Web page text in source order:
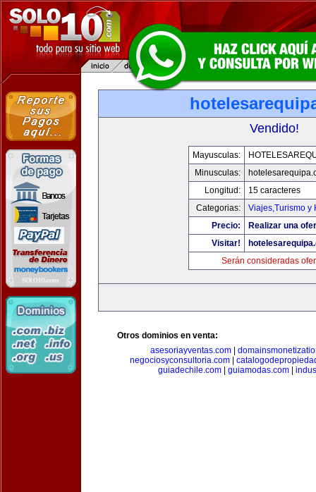
Vendido!
Mayusculas:
Minusculas:
Longitud:
15 caracteres
Categorias:
Viajes,Turismo y
Precio:
Realizar una
Visitar!
Serán consideradas
Otros dominios en venta:
asesoriayventas.com
negociosyconsultoria.com|
guiadechile.com
guiamodas.com